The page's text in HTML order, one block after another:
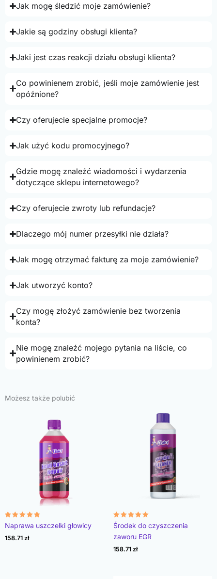
Jak mogę śledzić moje zamówienie?
Jakie są godziny obsługi klienta?
Jaki jest czas reakcji działu obsługi klienta?
Co powinienem zrobić, jeśli moje zamówienie jest
opóźnione?
Czy oferujecie specjalne promocje?
Jak użyć kodu promocyjnego?
Gdzie mogę znaleźć wiadomości i wydarzenia
dotyczące sklepu internetowego?
Czy oferujecie zwroty lub refundacje?
Dlaczego mój numer przesyłki nie działa?
Jak mogę otrzymać fakturę za moje zamówienie?
Jak utworzyć konto?
Czy mogę złożyć zamówienie bez tworzenia
konta?
Nie mogę znaleźć mojego pytania na liście, co
powinienem zrobić?
Możesz także polubić
Oceniono
4.78
na 5
Naprawa uszczelki głowicy
158.71 zł
Oceniono
4.93
na 5
Środek do czyszczenia
zaworu EGR
158.71 zł